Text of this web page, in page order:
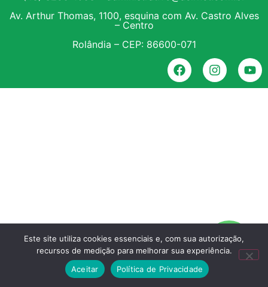
Av. Arthur Thomas, 1100, esquina com Av. Castro Alves
– Centro
Rolândia – CEP: 86600-071
Este site utiliza cookies essenciais e, com sua autorização,
recursos de medição para melhorar sua experiência.
Aceitar
Política de Privacidade